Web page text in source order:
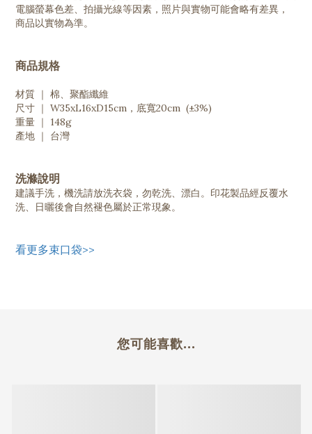
電腦螢幕色差、拍攝光線等因素，照片與實物可能會略有差異，
商品以實物為準。
商品規格
材質 ｜ 棉、聚酯纖維
尺寸 ｜ W35xL16xD15cm，底寬20cm (±3%)
重量 ｜ 148g
產地 ｜ 台灣
洗滌說明
建議手洗，機洗請放洗衣袋，勿乾洗、漂白。印花製品經反覆水
洗、日曬後會自然褪色屬於正常現象。
看更多束口袋>>
您可能喜歡...